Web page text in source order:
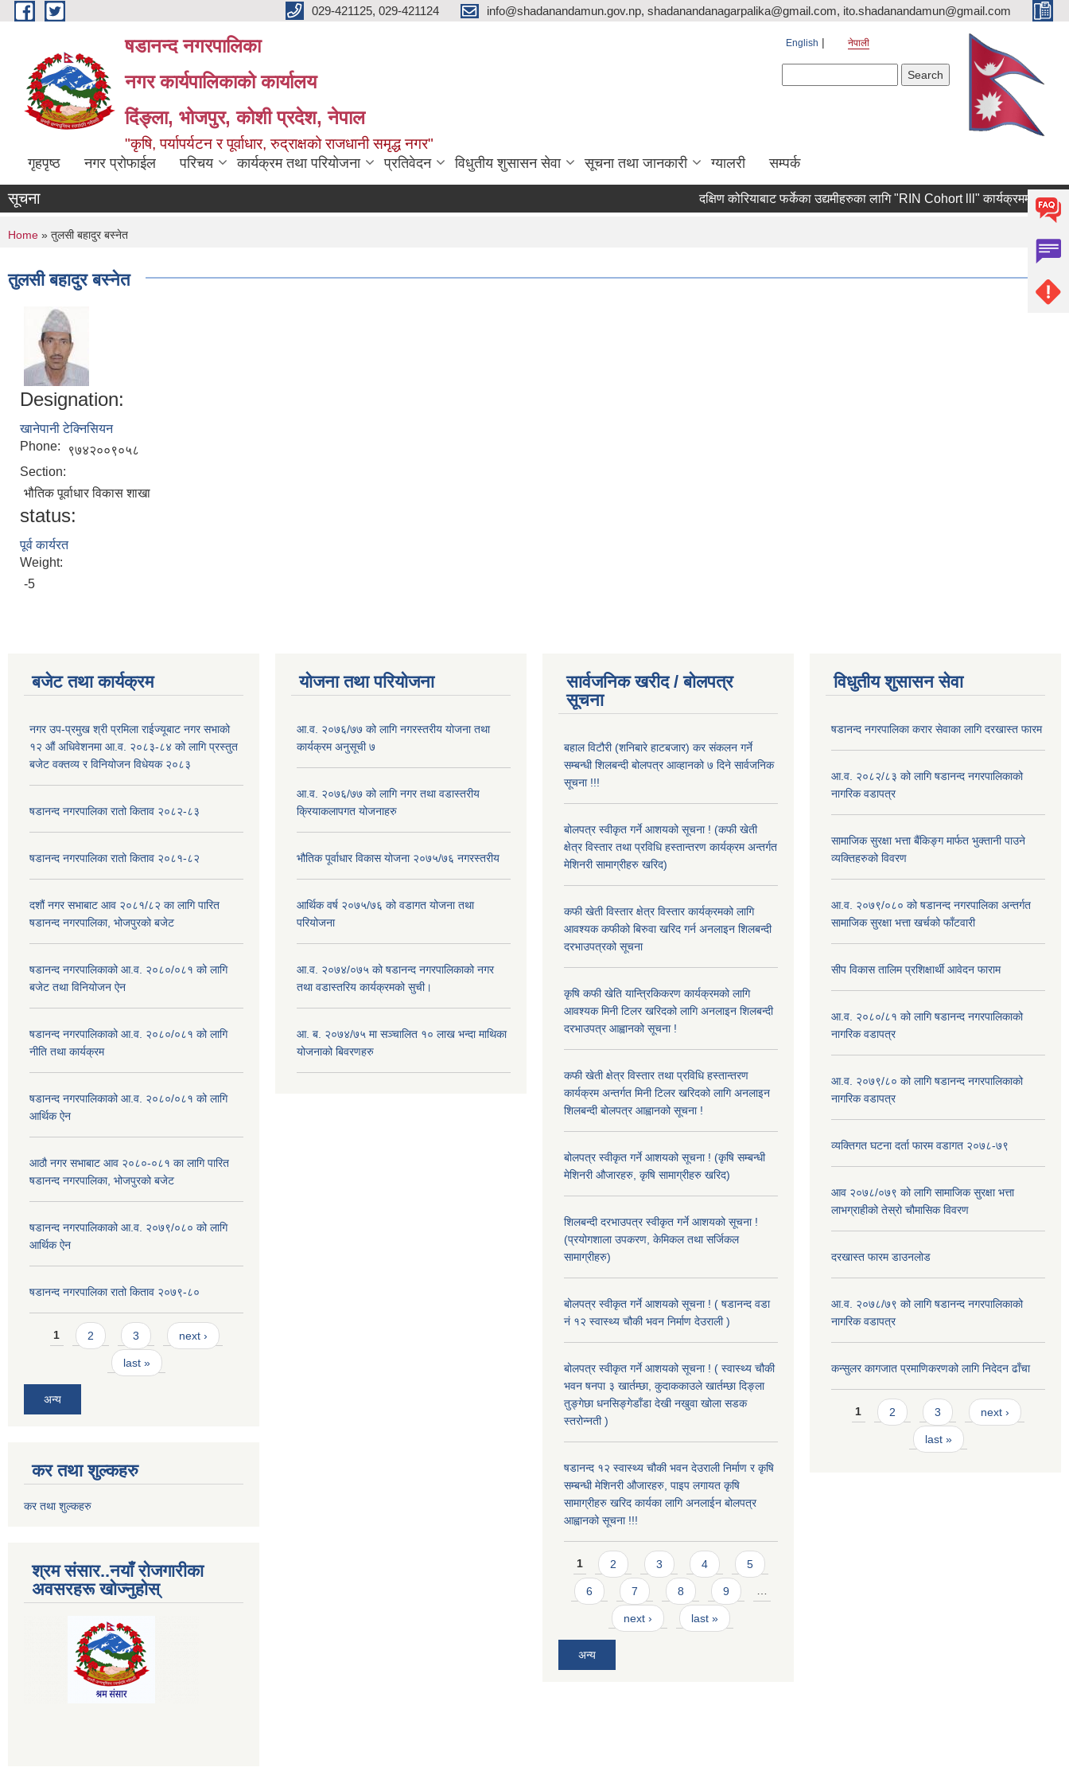
Skip to main content 029-421125, 029-421124 info@shadanandamun.gov.np, shadanandanagarpalika@gmail.com, ito.shadanandamun@gmail.com
षडानन्द नगरपालिका
नगर कार्यपालिकाको कार्यालय
दिंङ्ला, भोजपुर, कोशी प्रदेश, नेपाल
"कृषि, पर्यापर्यटन र पूर्वाधार, रुद्राक्षको राजधानी समृद्ध नगर"
English नेपाली
गृहपृष्ठ नगर प्रोफाईल परिचय कार्यक्रम तथा परियोजना प्रतिवेदन विधुतीय शुसासन सेवा सूचना तथा जानकारी ग्यालरी सम्पर्क
सूचना दक्षिण कोरियाबाट फर्केका उद्यमीहरुका लागि "RIN Cohort lll" कार्यक्रममा आवेदन पेश
You are here
Home » तुलसी बहादुर बस्नेत
तुलसी बहादुर बस्नेत
Designation:
खानेपानी टेक्निसियन
Phone:
९७४२००९०५८
Section:
भौतिक पूर्वाधार विकास शाखा
status:
पूर्व कार्यरत
Weight:
-5
बजेट तथा कार्यक्रम
नगर उप-प्रमुख श्री प्रमिला राईज्यूबाट नगर सभाको
१२ ‍औं अधिवेशनमा आ.व. २०८३-८४ को लागि प्रस्तुत
बजेट वक्तव्य र विनियोजन विधेयक २०८३
षडानन्द नगरपालिका रातो किताव २०८२-८३
षडानन्द नगरपालिका रातो किताव २०८१-८२
दशौं नगर सभाबाट आव २०८१/८२ का लागि पारित
षडानन्द नगरपालिका, भोजपुरको बजेट
षडानन्द नगरपालिकाको आ.व. २०८०/०८१ को लागि
बजेट तथा विनियोजन ऐन
षडानन्द नगरपालिकाको आ.व. २०८०/०८१ को लागि
नीति तथा कार्यक्रम
षडानन्द नगरपालिकाको आ.व. २०८०/०८१ को लागि
आर्थिक ऐन
आठौ नगर सभाबाट आव २०८०-०८१ का लागि पारित
षडानन्द नगरपालिका, भोजपुरको बजेट
षडानन्द नगरपालिकाको आ.व. २०७९/०८० को लागि
आर्थिक ऐन
षडानन्द नगरपालिका रातो किताव २०७९-८०
Pages
1 2 3 next ›
last »
अन्य
कर तथा शुल्कहरु
कर तथा शुल्कहरु
श्रम संसार..नयाँ रोजगारीका
अवसरहरू खोज्नुहोस्
योजना तथा परियोजना
आ.व. २०७६/७७ को लागि नगरस्तरीय योजना तथा
कार्यक्रम अनुसूची ७
आ.व. २०७६/७७ को लागि नगर तथा वडास्तरीय
क्रियाकलापगत योजनाहरु
भौतिक पूर्वाधार विकास योजना २०७५/७६ नगरस्तरीय
आर्थिक वर्ष २०७५/७६ को वडागत योजना तथा
परियोजना
आ.व. २०७४/०७५ को षडानन्द नगरपालिकाको नगर
तथा वडास्तरिय कार्यक्रमको सुची।
आ. ब. २०७४/७५ मा सञ्चालित १० लाख भन्दा माथिका
योजनाको बिवरणहरु
सार्वजनिक खरीद / बोलपत्र
सूचना
बहाल विटौरी (शनिबारे हाटबजार) कर संकलन गर्ने
सम्बन्धी शिलबन्दी बोलपत्र आव्हानको ७ दिने सार्वजनिक
सूचना !!!
बोलपत्र स्वीकृत गर्ने आशयको सूचना ! (कफी खेती
क्षेत्र विस्तार तथा प्रविधि हस्तान्तरण कार्यक्रम अन्तर्गत
मेशिनरी सामाग्रीहरु खरिद)
कफी खेती विस्तार क्षेत्र विस्तार कार्यक्रमको लागि
आवश्यक कफीको बिरुवा खरिद गर्न अनलाइन शिलबन्दी
दरभाउपत्रको सूचना
कृषि कफी खेति यान्त्रिकिकरण कार्यक्रमको लागि
आवश्यक मिनी टिलर खरिदको लागि अनलाइन शिलबन्दी
दरभाउपत्र आह्वानको सूचना !
कफी खेती क्षेत्र विस्तार तथा प्रविधि हस्तान्तरण
कार्यक्रम अन्तर्गत मिनी टिलर खरिदको लागि अनलाइन
शिलबन्दी बोलपत्र आह्वानको सूचना !
बोलपत्र स्वीकृत गर्ने आशयको सूचना ! (कृषि सम्बन्धी
मेशिनरी औजारहरु, कृषि सामाग्रीहरु खरिद)
शिलबन्दी दरभाउपत्र स्वीकृत गर्ने आशयको सूचना !
(प्रयोगशाला उपकरण, केमिकल तथा सर्जिकल
सामाग्रीहरु)
बोलपत्र स्वीकृत गर्ने आशयको सूचना ! ( षडानन्द वडा
नं १२ स्वास्थ्य चौकी भवन निर्माण देउराली )
बोलपत्र स्वीकृत गर्ने आशयको सूचना ! ( स्वास्थ्य चौकी
भवन षनपा ३ खार्तम्छा, कुदाककाउले खार्तम्छा दिङ्ला
तुङ्गेछा धनसिङ्गेडाँडा देखी नखुवा खोला सडक
स्तरोन्नती )
षडानन्द १२ स्वास्थ्य चौकी भवन देउराली निर्माण र कृषि
सम्बन्धी मेशिनरी औजारहरु, पाइप लगायत कृषि
सामाग्रीहरु खरिद कार्यका लागि अनलाईन बोलपत्र
आह्वानको सूचना !!!
Pages
1 2 3 4 5
6 7 8 9 …
next › last »
अन्य
विधुतीय शुसासन सेवा
षडानन्द नगरपालिका करार सेवाका लागि दरखास्त फारम
आ.व. २०८२/८३ को लागि षडानन्द नगरपालिकाको
नागरिक वडापत्र
सामाजिक सुरक्षा भत्ता बैंकिङ्ग मार्फत भुक्तानी पाउने
व्यक्तिहरुको विवरण
आ.व. २०७९/०८० को षडानन्द नगरपालिका अन्तर्गत
सामाजिक सुरक्षा भत्ता खर्चको फाँटवारी
सीप विकास तालिम प्रशिक्षार्थी आवेदन फाराम
आ.व. २०८०/८१ को लागि षडानन्द नगरपालिकाको
नागरिक वडापत्र
आ.व. २०७९/८० को लागि षडानन्द नगरपालिकाको
नागरिक वडापत्र
व्यक्तिगत घटना दर्ता फारम वडागत २०७८-७९
आव २०७८/०७९ को लागि सामाजिक सुरक्षा भत्ता
लाभग्राहीको तेस्रो चौमासिक विवरण
दरखास्त फारम डाउनलोड
आ.व. २०७८/७९ को लागि षडानन्द नगरपालिकाको
नागरिक वडापत्र
कन्सुलर कागजात प्रमाणिकरणको लागि निदेदन ढाँचा
Pages
1 2 3 next ›
last »